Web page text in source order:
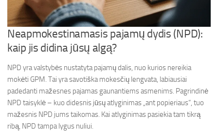
Neapmokestinamasis pajamų dydis (NPD):
kaip jis didina jūsų algą?
NPD yra valstybės nustatyta pajamų dalis, nuo kurios nereikia
mokėti GPM. Tai yra savotiška mokesčių lengvata, labiausiai
padedanti mažesnes pajamas gaunantiems asmenims. Pagrindinė
NPD taisyklė – kuo didesnis jūsų atlyginimas „ant popieriaus“, tuo
mažesnis NPD jums taikomas. Kai atlyginimas pasiekia tam tikrą
ribą, NPD tampa lygus nuliui.